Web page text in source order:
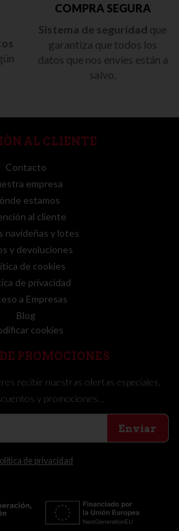
COMPRA SEGURA
Sistema de seguridad que
garantiza que todos los
datos que nos envíes están a
salvo.
AL CLIENTE
Contacto
empresa
estamos
al cliente
navideñas y lotes
y devoluciones
de cookies
de privacidad
a Empresas
Blog
cookies
PROMOCIONES
recibir nuestras ofertas especiales,
y promociones…
Enviar
de privacidad